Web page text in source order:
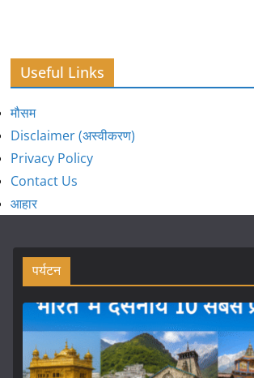
Useful Links
मौसम
Disclaimer (अस्वीकरण)
Privacy Policy
Contact Us
आहार
पर्यटन